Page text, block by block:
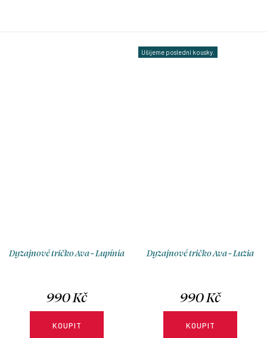
Elaria s možností výběru
velikosti.
Dyzajnové tričko Ava - Lupínia
990 Kč
KOUPIT
Ušijeme poslední kousky.
Dyzajnové tričko Ava - Luzia
990 Kč
KOUPIT